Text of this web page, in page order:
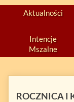
Aktualności
Intencje
Mszalne
ROCZNICA I